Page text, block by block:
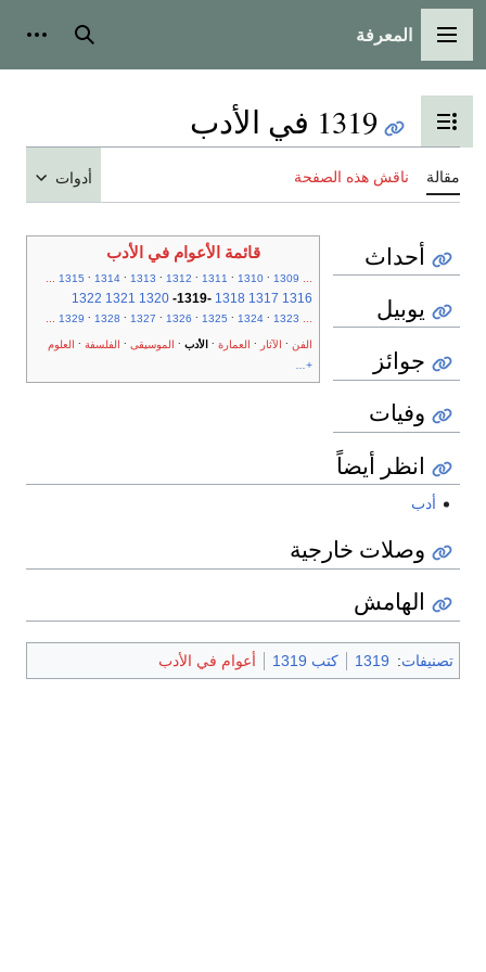
القائمة الرئيسية
المعرفة بحث
تبديل عرض جدول المحتويات
1319 في الأدب
مقالة ناقش هذه الصفحة أدوات
قائمة الأعوام في الأدب
...
1309
1310
1311
1312
1313
1314
1315
...
1316
1317
1318
-
1319
-
1320
1321
1322
...
1323
1324
1325
1326
1327
1328
1329
...
الفن الآثار العمارة الأدب الموسيقى الفلسفة
العلوم
+...
أحداث
يوبيل
جوائز
وفيات
انظر أيضاً
أدب
وصلات خارجية
الهامش
تصنيفات:
1319 كتب 1319 أعوام في الأدب